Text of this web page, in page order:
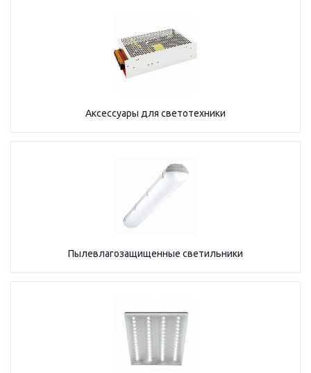
Аксессуары для светотехники
Пылевлагозащищенные светильники